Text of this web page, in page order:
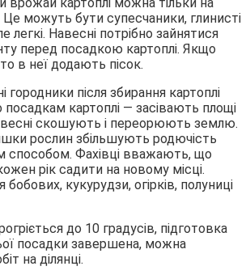
можуть бути супесчаники, глинисті
легкі. Навесні потрібно зайнятися
перед посадкою картоплі. Якщо
в неї додають пісок.
городники після збирання картоплі
картоплі — засівають площі
скошують і переорюють землю.
рослин збільшують родючість
способом. Фахівці вважають, що
рік садити на новому місці.
кукурудзи, огірків, полуниці
до 10 градусів, підготовка
посадки завершена, можна
на ділянці.